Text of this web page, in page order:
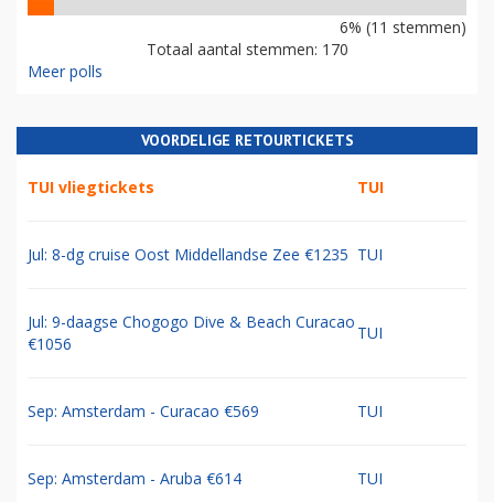
6% (11 stemmen)
Totaal aantal stemmen: 170
Meer polls
VOORDELIGE RETOURTICKETS
TUI vliegtickets TUI
Jul: 8-dg cruise Oost Middellandse Zee €1235 TUI
Jul: 9-daagse Chogogo Dive & Beach Curacao
€1056
TUI
Sep: Amsterdam - Curacao €569 TUI
Sep: Amsterdam - Aruba €614 TUI